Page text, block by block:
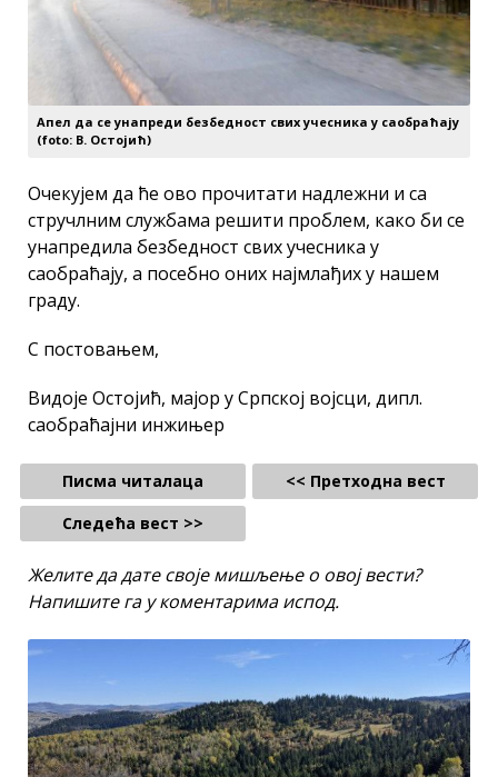
Апел да се унапреди безбедност свих учесника у саобраћају
(foto: В. Остојић)
Очекујем да ће ово прочитати надлежни и са
стручлним службама решити проблем, како би се
унапредила безбедност свих учесника у
саобраћају, а посебно оних најмлађих у нашем
граду.
С постовањем,
Видоје Остојић, мајор у Српској војсци, дипл.
саобраћајни инжињер
Писма читалаца
<< Претходна вест
Следећа вест >>
Желите да дате своје мишљење о овој вести?
Напишите га у коментарима испод.